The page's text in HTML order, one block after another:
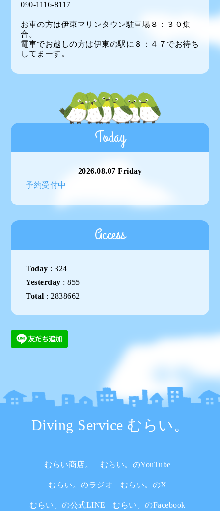
090-1116-8117
お車の方は伊東マリンタウン駐車場８：３０集
合。
電車でお越しの方は伊東の駅に８：４７でお待ち
してまーす。
Today
2026.08.07 Friday
予約受付中
Access
Today :324
Yesterday :855
Total : 2838662
Diving Service むらい。
むらい商店。 むらい。のYouTube
むらい。のラジオ むらい。のX
むらい。の公式LINE むらい。のFacebook